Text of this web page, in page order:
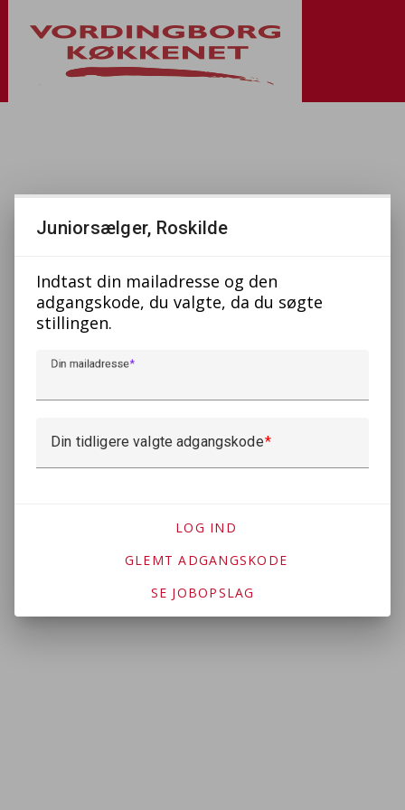
Juniorsælger, Roskilde
Indtast din mailadresse og den
adgangskode, du valgte, da du søgte
stillingen.
Din mailadresse
Din tidligere valgte adgangskode
SE JOBOPSLAG
GLEMT ADGANGSKODE
LOG IND